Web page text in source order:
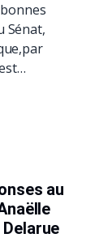
Sénat,
au